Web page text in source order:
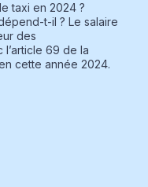
taxi en 2024 ?
t-il ? Le salaire
des
l’article 69 de la
cette année 2024.